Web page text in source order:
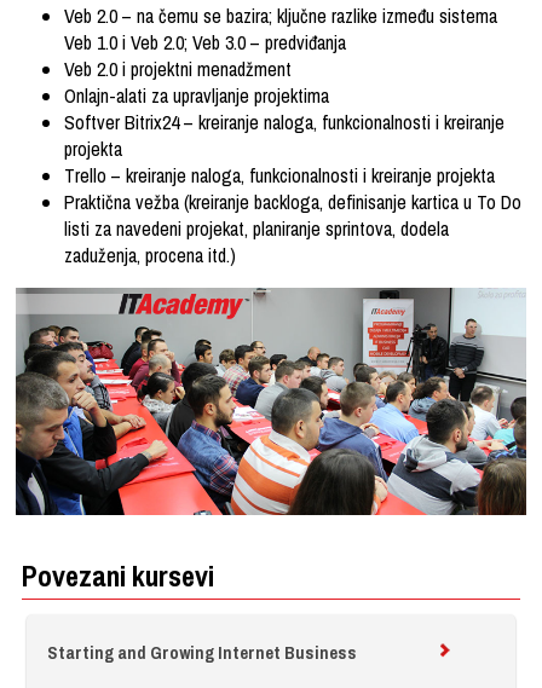
Veb 2.0 – na čemu se bazira; ključne razlike između sistema
Veb 1.0 i Veb 2.0; Veb 3.0 – predviđanja
Veb 2.0 i projektni menadžment
Onlajn-alati za upravljanje projektima
Softver Bitrix24 – kreiranje naloga, funkcionalnosti i kreiranje
projekta
Trello – kreiranje naloga, funkcionalnosti i kreiranje projekta
Praktična vežba (kreiranje backloga, definisanje kartica u To Do
listi za navedeni projekat, planiranje sprintova, dodela
zaduženja, procena itd.)
Povezani kursevi
Starting and Growing Internet Business